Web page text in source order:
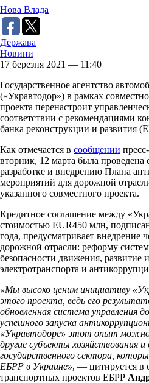
Нова Влада
Держава
Новини
17 березня 2021 — 11:40
Государственное агентство
(«Укравтодор») в рамках
проекта перенастроит
соответствии с рекомендациями
банка реконструкции и развития
Как отмечается в сообщении
вторник, 12 марта была проведена
разработке и внедрению Плана
мероприятий для дорожной
указанного совместного проекта.
Кредитное соглашение между
стоимостью EUR450 млн,
года, предусматривает внедрение
дорожной отрасли: реформу
безопасности движения, развитие
электротранспорта и
«Мы высоко ценим инициативу
этого проекта, ведь его
обновленная система управления
успешного запуска
«Укравтодоре» этот опыт
другие субъекты хозяйствования и
государственного сектора,
ЕБРР в Украине», — цитируется в
транспортных проектов ЕБРР